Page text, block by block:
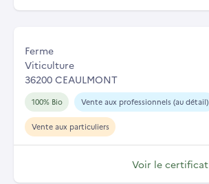
Ferme
Viticulture
36200 CEAULMONT
100% Bio Vente aux professionnels (au détail)
Vente aux particuliers
Voir le certificat